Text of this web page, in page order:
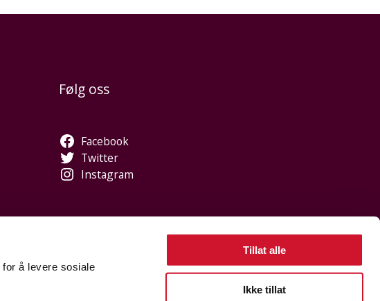
å levere sosiale
Tillat alle
Ikke tillat
Følg oss
Facebook
Twitter
Instagram
Hei, jeg heter Sidsel. Hva kan jeg hjelpe med?